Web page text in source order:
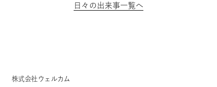
日々の出来事一覧へ
株式会社ウェルカム